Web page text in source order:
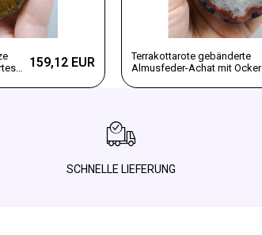
159,12 EUR
Terrakottarote gebänderte
Almusfeder-Achat mit Ocker
SCHNELLE LIEFERUNG